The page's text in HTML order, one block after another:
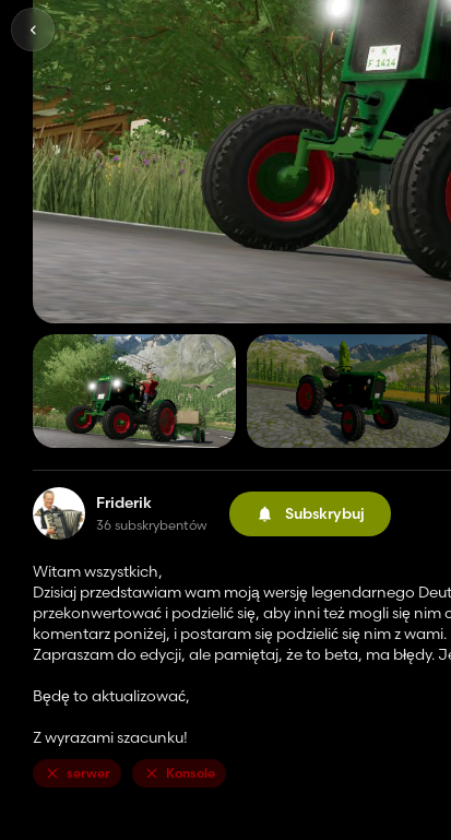
Friderik
36 subskrybentów
Subskrybuj
Witam wszystkich,
Dzisiaj przedstawiam wam moją wersję legendarnego
przekonwertować i podzielić się, aby inni też mogli się
komentarz poniżej, i postaram się podzielić się nim z wami.
Zapraszam do edycji, ale pamiętaj, że to beta, ma błędy.
Będę to aktualizować,
Z wyrazami szacunku!
serwer Konsole